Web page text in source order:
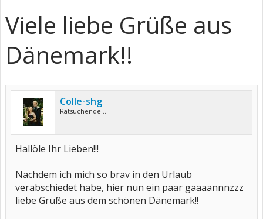
Viele liebe Grüße aus
Dänemark!!
Colle-shg
Ratsuchende...
Hallöle Ihr Lieben!!!
Nachdem ich mich so brav in den Urlaub
verabschiedet habe, hier nun ein paar gaaaannnzzz
liebe Grüße aus dem schönen Dänemark!!